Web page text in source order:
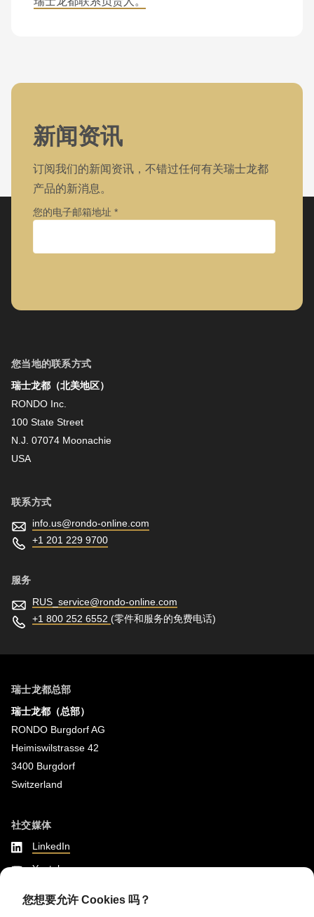
新闻资讯
订阅我们的新闻资讯，不错过任何有关瑞士龙都
产品的新消息。
您的电子邮箱地址
姓氏
您当地的联系方式
瑞士龙都（北美地区）
RONDO Inc.
100 State Street
N.J. 07074 Moonachie
USA
联系方式
info.us@rondo-online.com
+1 201 229 9700
服务
RUS_service@rondo-online.com
+1 800 252 6552 (零件和服务的免费电话)
瑞士龙都总部
瑞士龙都（总部）
RONDO Burgdorf AG
Heimiswilstrasse 42
3400 Burgdorf
Switzerland
社交媒体
LinkedIn
Youtube
Instagram
您想要允许 Cookies 吗？